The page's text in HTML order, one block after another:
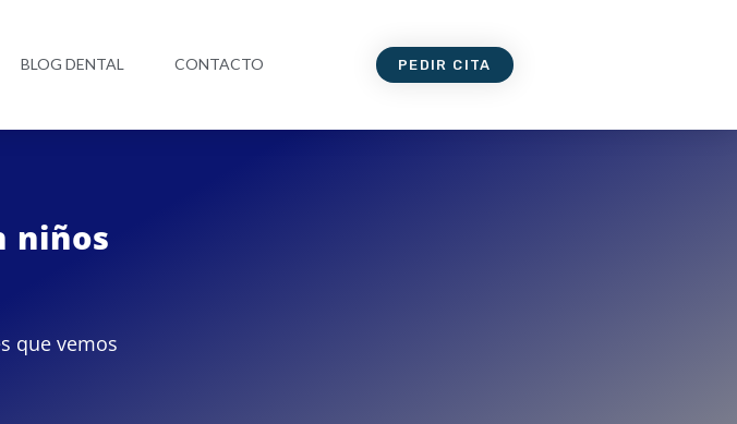
BLOG DENTAL CONTACTO PEDIR CITA
niños
que vemos